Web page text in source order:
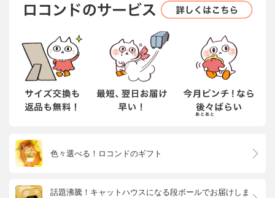
色々選べる！ロコンドのギフト
話題沸騰！キャットハウスになる段ボールでお届けしま